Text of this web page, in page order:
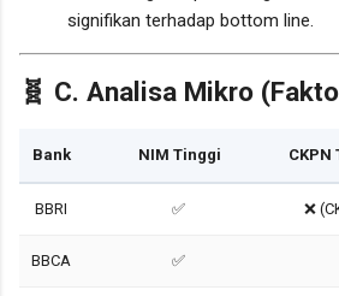
signifikan terhadap bottom line.
🧬 C. Analisa Mikro
Bank NIM Tinggi CKPN
BBRI ✅ ❌
BBCA ✅